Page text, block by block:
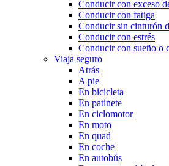
Conducir con exceso
Conducir con fatiga
Conducir sin cinturón
Conducir con estrés
Conducir con sueño o
Viaja seguro
Atrás
A pie
En bicicleta
En patinete
En ciclomotor
En moto
En quad
En coche
En autobús